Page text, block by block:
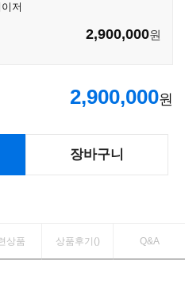
저
2,900,000원
2,900,000원
장바구니
상품 상품후기() Q&A